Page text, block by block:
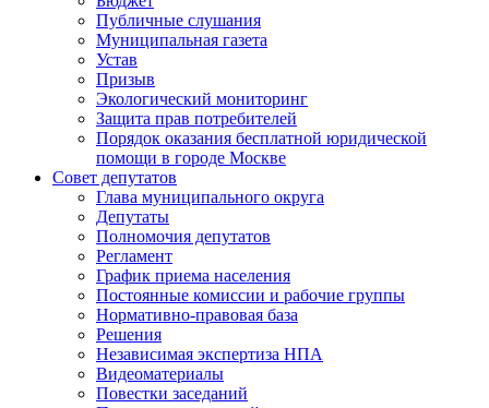
Публичные слушания
Муниципальная газета
Устав
Призыв
Экологический мониторинг
Защита прав потребителей
Порядок оказания бесплатной юридической
помощи в городе Москве
Совет депутатов
Глава муниципального округа
Депутаты
Полномочия депутатов
Регламент
График приема населения
Постоянные комиссии и рабочие группы
Нормативно-правовая база
Решения
Независимая экспертиза НПА
Видеоматериалы
Повестки заседаний